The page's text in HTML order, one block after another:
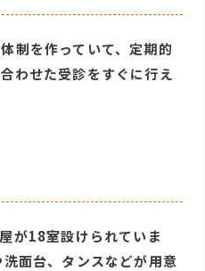
制を作っていて、定期的
わせた受診をすぐに行え
が18室設けられていま
面台、タンスなどが用意